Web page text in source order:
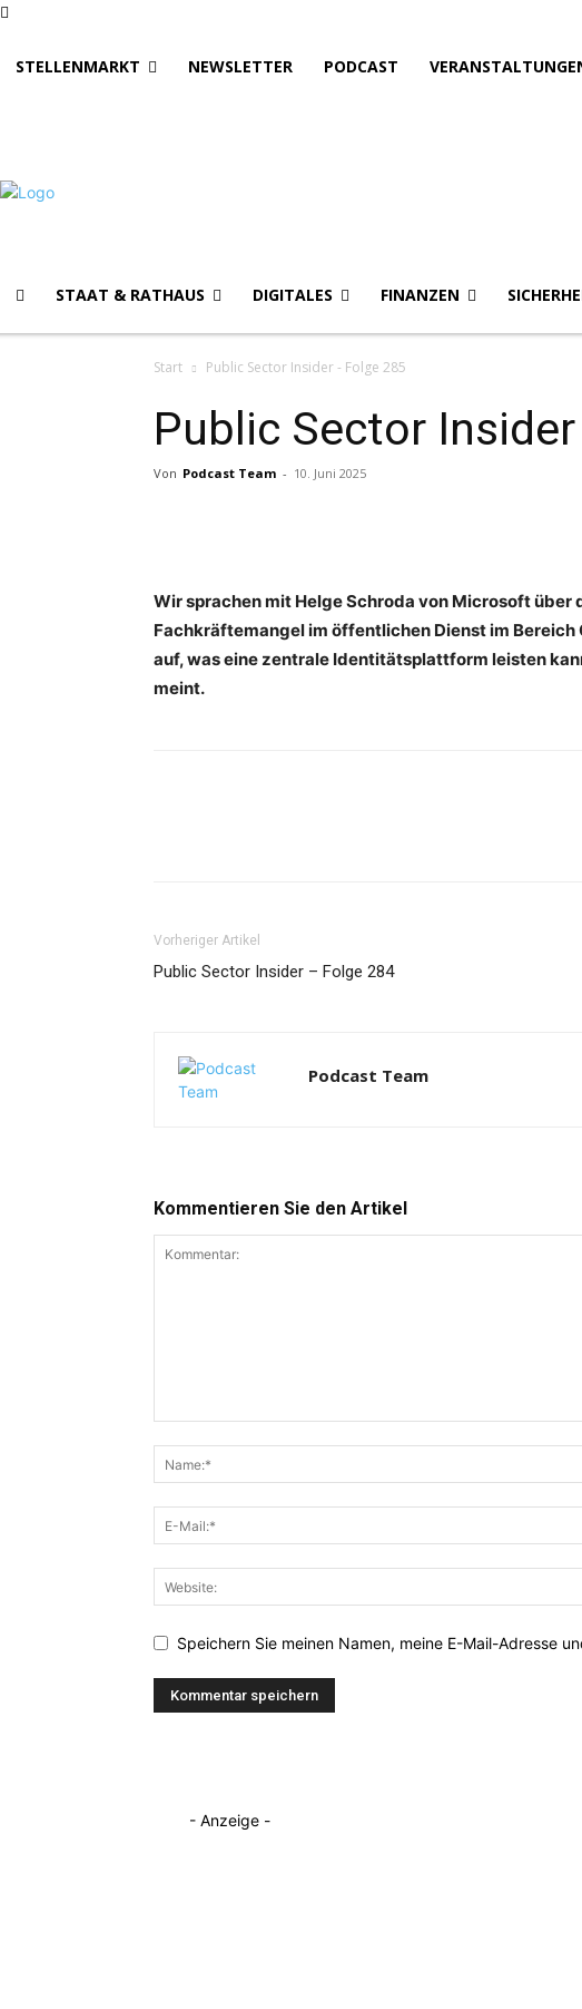
STELLENMARKT NEWSLETTER PODCAST
STAAT & RATHAUS DIGITALES FINANZEN
Start Public Sector Insider - Folge 285
Public Sector
Von Podcast Team - 10. Juni 2025
Wir sprachen mit Helge Schroda von Microsoft
Fachkräftemangel im öffentlichen Dienst im
auf, was eine zentrale Identitätsplattform leisten
meint.
Vorheriger Artikel
Public Sector Insider – Folge 284
Podcast Team
Kommentieren Sie den Artikel
Speichern Sie meinen Namen, meine E-Mail-Adresse
- Anzeige -